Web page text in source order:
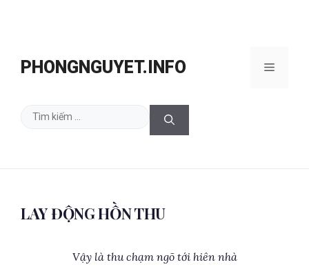
PHONGNGUYET.INFO Menu
Tìm
LAY ĐỘNG HỒN THU
Vậy là thu chạm ngõ tới hiên nhà